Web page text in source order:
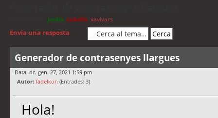
jordis cubells xavivars
Envia una resposta
Generador de contrasenyes llargues
Data: dc. gen. 27, 2021 1:59 pm
Autor: fadelkon (Entrades: 3)
Hola!